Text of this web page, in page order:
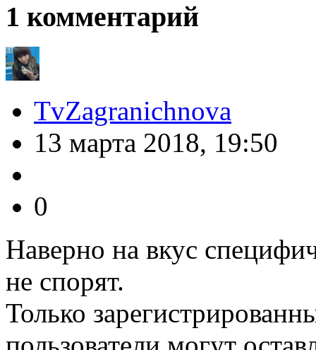
1 комментарий
TvZagranichnova
13 марта 2018, 19:50
0
Наверно на вкус
не спорят.
Только